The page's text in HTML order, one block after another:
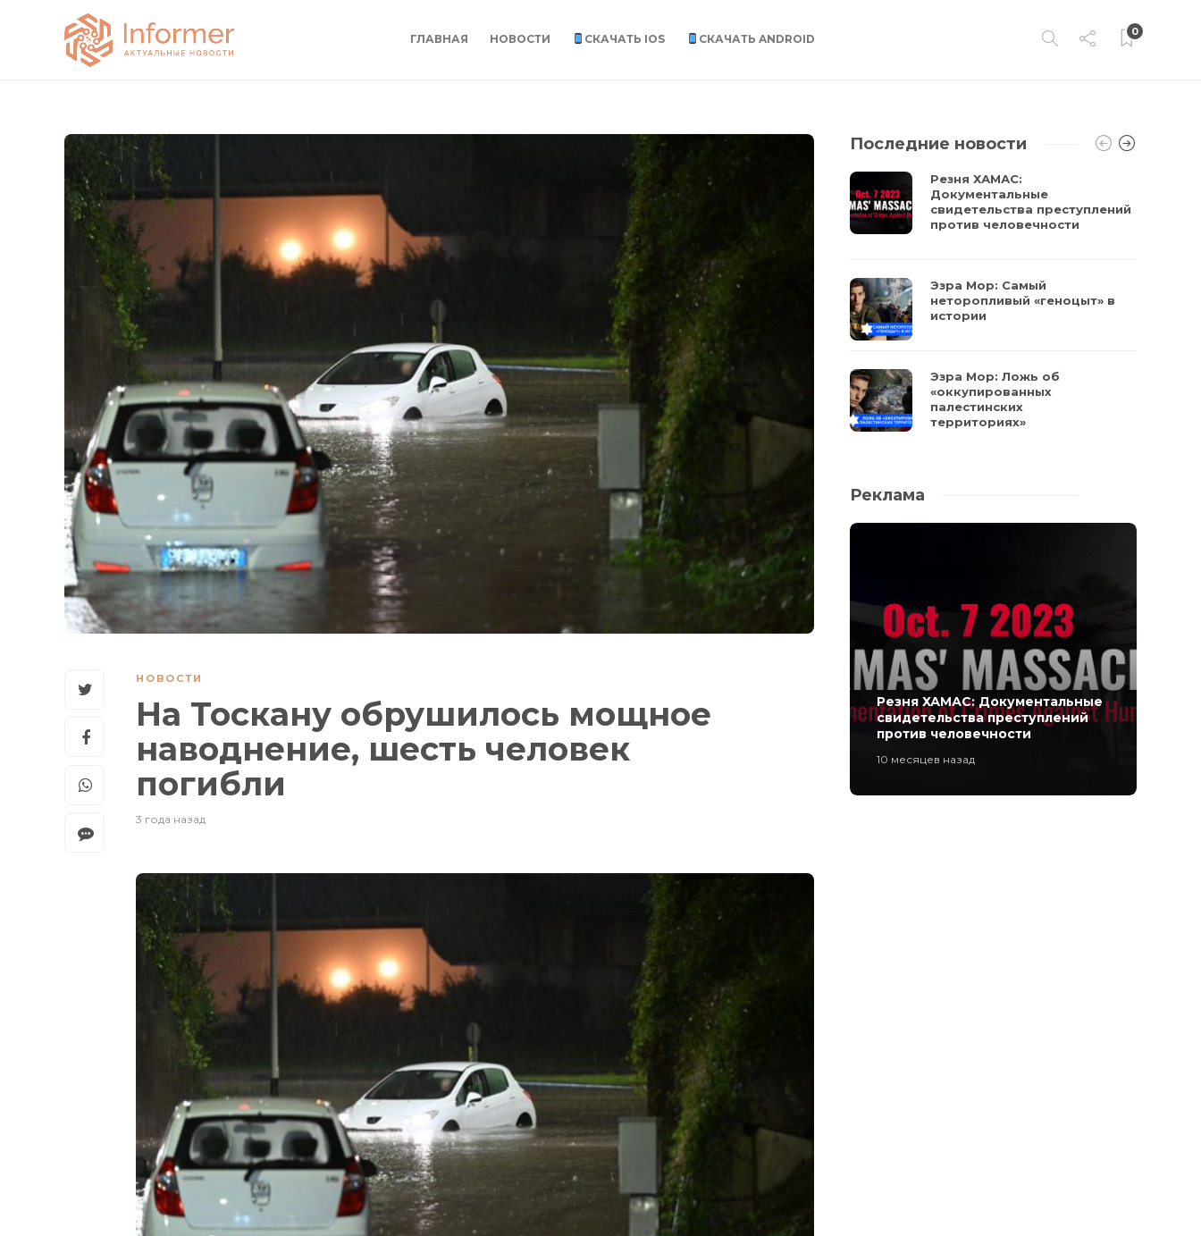
ГЛАВНАЯ НОВОСТИ СКАЧАТЬ IOS СКАЧАТЬ ANDROID
0
НОВОСТИ
На Тоскану обрушилось мощное
наводнение, шесть человек
погибли
3 года назад
Последние новости
Резня ХАМАС:
Документальные
свидетельства преступлений
против человечности
Эзра Мор: Самый
неторопливый «геноцыт» в
истории
Эзра Мор: Ложь об
«оккупированных
палестинских
территориях»
Реклама
Резня ХАМАС: Документальные
свидетельства преступлений
против человечности
10 месяцев назад